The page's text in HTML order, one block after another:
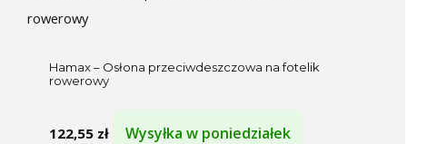
Hamax – Osłona przeciwdeszczowa na fotelik
rowerowy
122,55 zł Wysyłka w poniedziałek